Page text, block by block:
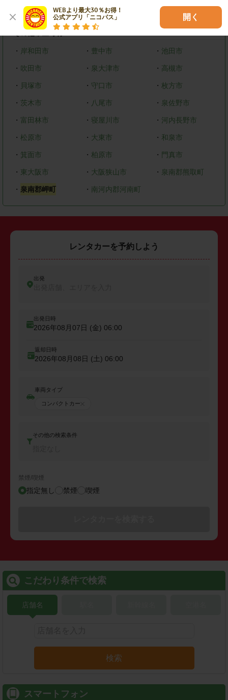
WEBより最大30％お得！
公式アプリ「ニコパス」
開く
美原区
・ 岸和田市 ・ 豊中市 ・ 池田市
・ 吹田市 ・ 泉大津市 ・ 高槻市
・ 貝塚市 ・ 守口市 ・枚方市
・ 茨木市 ・ 八尾市 ・ 泉佐野市
・ 富田林市 ・ 寝屋川市 ・ 河内長野市
・ 松原市 ・ 大東市 ・ 和泉市
・ 箕面市 ・ 柏原市 ・ 門真市
・ 東大阪市 ・ 大阪狭山市 ・ 泉南郡熊取町
・ 泉南郡岬町 ・ 南河内郡河南町
レンタカーを予約しよう
出発
出発日時
2026年08月07日 (金) 06:00
返却日時
2026年08月08日 (土) 06:00
車両タイプ
コンパクトカー
その他の検索条件
禁煙/喫煙
指定無し 禁煙 喫煙
こだわり条件で検索
店舗名
検索
スマートフォン